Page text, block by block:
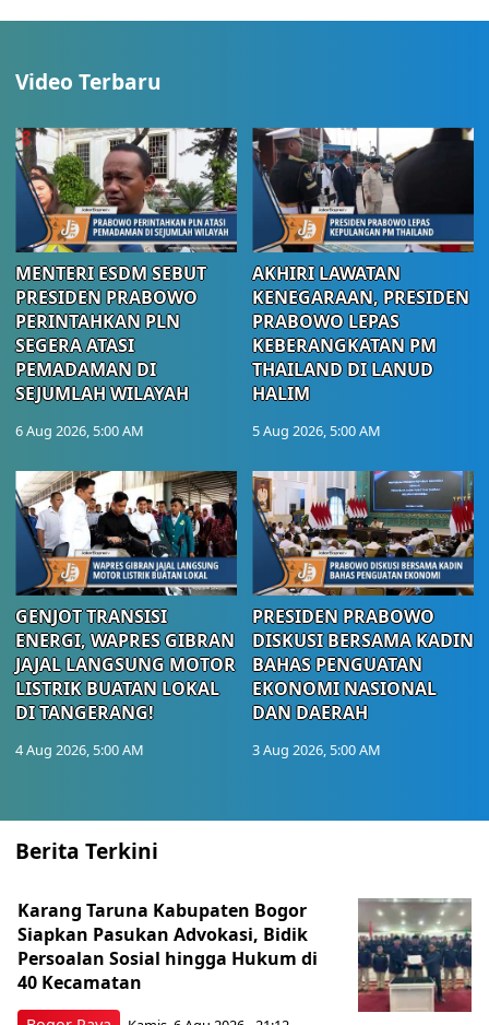
Video Terbaru
MENTERI ESDM SEBUT
PRESIDEN PRABOWO
PERINTAHKAN PLN
SEGERA ATASI
PEMADAMAN DI
SEJUMLAH WILAYAH
6 Aug 2026, 5:00 AM
AKHIRI LAWATAN
KENEGARAAN, PRESIDEN
PRABOWO LEPAS
KEBERANGKATAN PM
THAILAND DI LANUD
HALIM
5 Aug 2026, 5:00 AM
GENJOT TRANSISI
ENERGI, WAPRES GIBRAN
JAJAL LANGSUNG MOTOR
LISTRIK BUATAN LOKAL
DI TANGERANG!
4 Aug 2026, 5:00 AM
PRESIDEN PRABOWO
DISKUSI BERSAMA KADIN
BAHAS PENGUATAN
EKONOMI NASIONAL
DAN DAERAH
3 Aug 2026, 5:00 AM
Berita Terkini
Karang Taruna Kabupaten Bogor
Siapkan Pasukan Advokasi, Bidik
Persoalan Sosial hingga Hukum di
40 Kecamatan